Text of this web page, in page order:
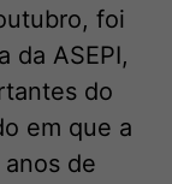
foi
da ASEPI,
do
em que a
de